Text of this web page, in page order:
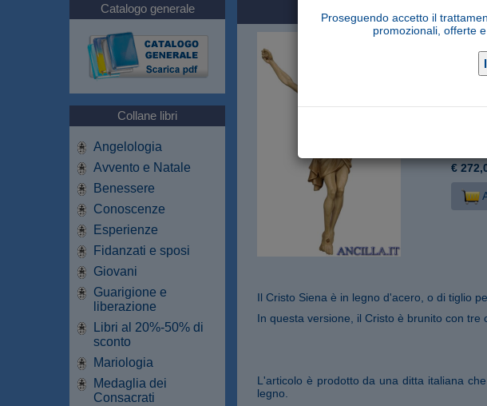
Proseguendo accetto il
promozionali, offerte e
Catalogo generale
Collane libri
Angelologia
Avvento e Natale
Benessere
Conoscenze
Esperienze
Fidanzati e sposi
Giovani
Guarigione e
liberazione
Libri al 20%-50% di
sconto
Mariologia
Medaglia dei
Consacrati
Cristo
€
Il Cristo Siena è in legno d'acero, o di tiglio
In questa versione, il Cristo è brunito con tre
L'articolo è prodotto da una ditta italiana
legno.